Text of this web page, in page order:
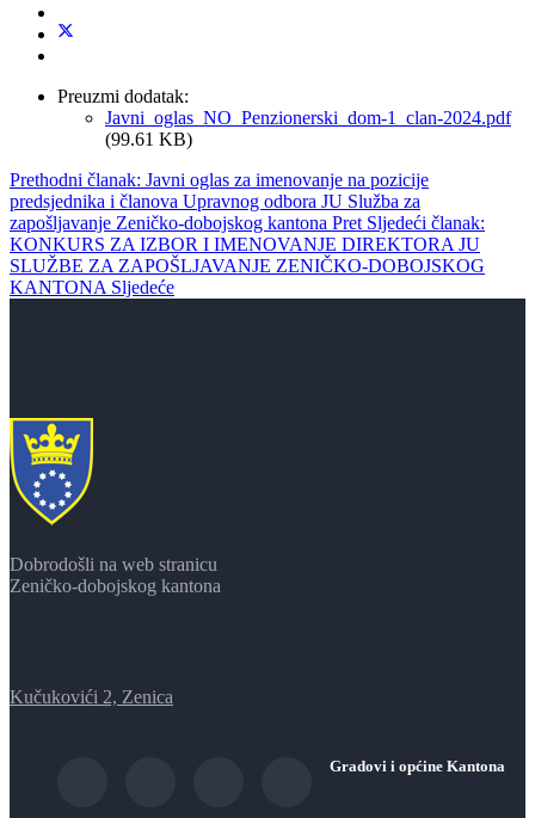
Preuzmi dodatak:
Javni_oglas_NO_Penzionerski_dom-1_clan-2024.pdf
(99.61 KB)
Prethodni članak: Javni oglas za imenovanje na pozicije
predsjednika i članova Upravnog odbora JU Služba za
zapošljavanje Zeničko-dobojskog kantona Pret Sljedeći članak:
KONKURS ZA IZBOR I IMENOVANJE DIREKTORA JU
SLUŽBE ZA ZAPOŠLJAVANJE ZENIČKO-DOBOJSKOG
KANTONA Sljedeće
Dobrodošli na web stranicu
Zeničko-dobojskog kantona
Kučukovići 2, Zenica
Gradovi i općine Kantona